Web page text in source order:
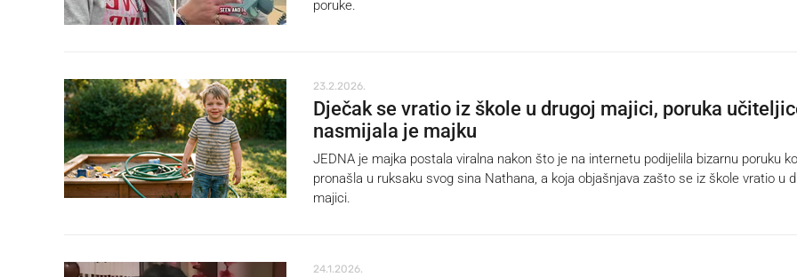
poruke.
23.2.2026.
Dječak se vratio iz škole u drugoj majici, poruka
nasmijala je majku
JEDNA je majka postala viralna nakon što je na internetu podijelila bizarnu poruku
pronašla u ruksaku svog sina Nathana, a koja objašnjava zašto se iz škole vratio u
majici.
24.1.2026.